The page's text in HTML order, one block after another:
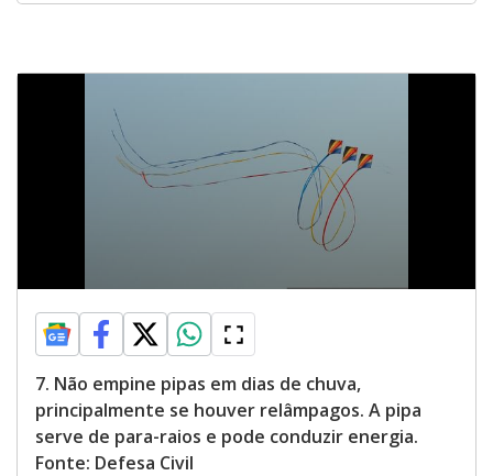
7. Não empine pipas em dias de chuva,
principalmente se houver relâmpagos. A pipa
serve de para-raios e pode conduzir energia.
Fonte: Defesa Civil